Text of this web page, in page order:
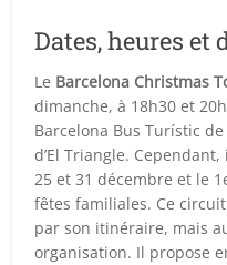
Dates, heures et
Le Barcelona Christmas
dimanche, à 18h30 et
Barcelona Bus Turístic de
d’El Triangle.
25 et 31 décembre et le
fêtes familiales. Ce
par son itinéraire, mais
organisation. Il propose